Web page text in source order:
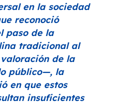
en la sociedad
reconoció
paso de la
tradicional al
de la
público—, la
en que estos
insuficientes